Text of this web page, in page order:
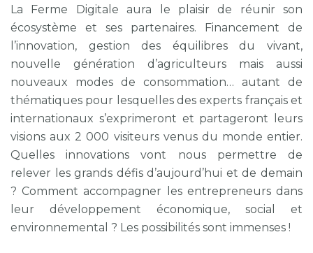
La Ferme Digitale aura le plaisir de réunir son
écosystème et ses partenaires. Financement de
l’innovation, gestion des équilibres du vivant,
nouvelle génération d’agriculteurs mais aussi
nouveaux modes de consommation… autant de
thématiques pour lesquelles des experts français et
internationaux s’exprimeront et partageront leurs
visions aux 2 000 visiteurs venus du monde entier.
Quelles innovations vont nous permettre de
relever les grands défis d’aujourd’hui et de demain
? Comment accompagner les entrepreneurs dans
leur développement économique, social et
environnemental ? Les possibilités sont immenses !